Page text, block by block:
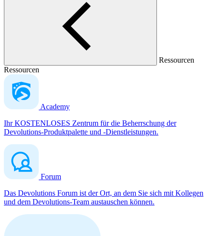
Ressourcen
Ressourcen
Academy
Ihr KOSTENLOSES Zentrum für die Beherrschung der
Devolutions-Produktpalette und -Dienstleistungen.
Forum
Das Devolutions Forum ist der Ort, an dem Sie sich mit Kollegen
und dem Devolutions-Team austauschen können.